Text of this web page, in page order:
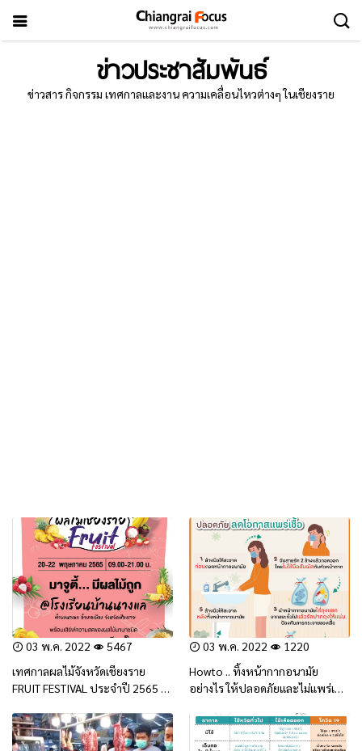
ข่าวประชาสัมพันธ์
ข่าวสาร กิจกรรม เทศกาลและงาน ความเคลื่อนไหวต่างๆ ในเชียงราย
03 พ.ค. 2022
5467
เทศกาลผลไม้จังหวัดเชียงราย
FRUIT FESTIVAL ประจำปี 2565 มา
03 พ.ค. 2022
1220
Howto .. ทิ้งหน้ากากอนามัย
อย่างไร ให้ปลอดภัยและไม่แพร่เชื้อ